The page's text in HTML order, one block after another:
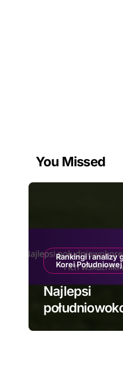
You Missed
Rankingi i analizy
Korei Południowej
Najlepsi